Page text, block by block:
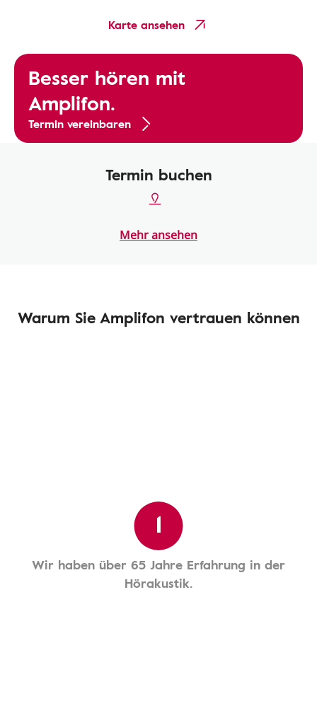
Karte ansehen
Besser hören mit
Amplifon.
Termin vereinbaren
Termin buchen
Mehr ansehen
Warum Sie Amplifon vertrauen können
1
Wir haben über 65 Jahre Erfahrung in der
Hörakustik.